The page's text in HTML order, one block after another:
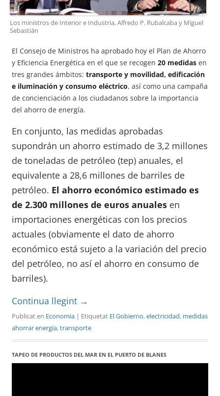
Los ministros de Interior e Industria, Alfredo P. Rubalcaba y Miguel
Sebastián
El Consejo de Ministros ha aprobado hoy el Plan de Ahorro
y Eficiencia Energética en el que se recogen 20 medidas en
tres grandes ámbitos: transporte y movilidad, edificación
e iluminación y consumo eléctrico, así como una campaña
de concienciación a los ciudadanos sobre la importancia
del ahorro de energía.
En conjunto, las medidas aprobadas
supondrán un ahorro estimado de 3,2 millones
de toneladas de petróleo (tep) anuales, el
equivalente a 28,6 millones de barriles de
petróleo. El ahorro económico estimado es
de 2.300 millones de euros anuales en
importaciones energéticas con los precios
actuales (obviamente el dato de ahorro
económico está sujeto a la variación del precio
del petróleo, no así el ahorro en consumo de
barriles).
Continua llegint →
Publicat en Economia | Etiquetat El Gobierno,electricidad, medidas
ahorrar energía,transporte
TAPEO DE PRODUCTOS DEL MAR EN EL PUERTO DE BLANES
Reproductor